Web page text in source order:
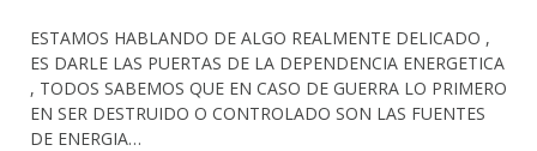
ESTAMOS HABLANDO DE ALGO REALMENTE DELICADO ,
ES DARLE LAS PUERTAS DE LA DEPENDENCIA ENERGETICA
, TODOS SABEMOS QUE EN CASO DE GUERRA LO PRIMERO
EN SER DESTRUIDO O CONTROLADO SON LAS FUENTES
DE ENERGIA…